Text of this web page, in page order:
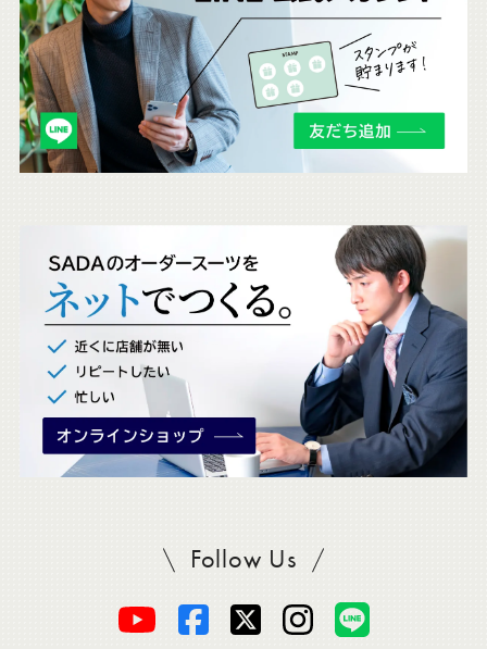
ら
も
チ
ェ
Follow UsSADAをフォロー
オ
オ
オ
オ